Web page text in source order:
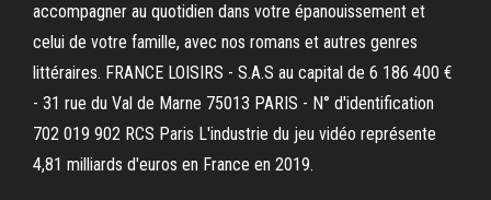
accompagner au quotidien dans votre épanouissement et
celui de votre famille, avec nos romans et autres genres
littéraires. FRANCE LOISIRS - S.A.S au capital de 6 186 400 €
- 31 rue du Val de Marne 75013 PARIS - N° d'identification
702 019 902 RCS Paris L'industrie du jeu vidéo représente
4,81 milliards d'euros en France en 2019.